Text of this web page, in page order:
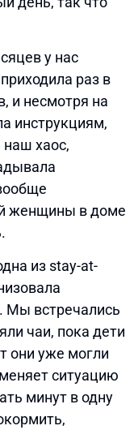
у нас
раз в
и несмотря на
инструкциям,
наш хаос,
женщины в доме
из stay-at-
Мы встречались
чаи, пока дети
они уже могли
ситуацию
минут в одну